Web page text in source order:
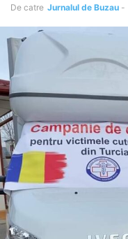
De catre Jurnalul de Buzau -